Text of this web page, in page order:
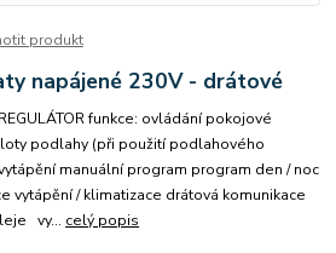
produkt
napájené 230V - drátové
funkce: ovládání pokojové
podlahy (při použití podlahového
manuální program program den / noc
vytápění / klimatizace drátová komunikace
vy... celý popis